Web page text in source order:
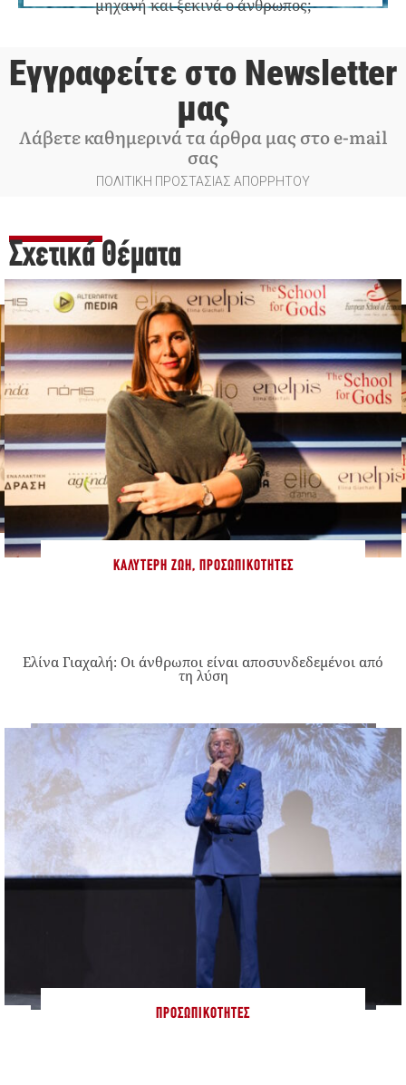
μηχανή και ξεκινά ο άνθρωπος;
Εγγραφείτε στο Newsletter
μας
Λάβετε καθημερινά τα άρθρα μας στο e-mail
σας
ΠΟΛΙΤΙΚΗ ΠΡΟΣΤΑΣΙΑΣ ΑΠΟΡΡΗΤΟΥ
Σχετικά Θέματα
ΚΑΛΎΤΕΡΗ ΖΩΉ, ΠΡΟΣΩΠΙΚΌΤΗΤΕΣ
Ελίνα Γιαχαλή: Οι άνθρωποι είναι αποσυνδεδεμένοι από
τη λύση
ΠΡΟΣΩΠΙΚΌΤΗΤΕΣ